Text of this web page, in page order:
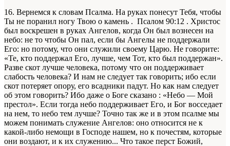
16. Вернемся к словам Псалма. На руках понесут Тебя, чтобы
Ты не поранил ногу Твою о камень . Псалом 90:12 . Христос
был воскрешен в руках Ангелов, когда Он был вознесен на
небо: не то чтобы Он пал, если бы Ангелы не поддержали
Его: но потому, что они служили своему Царю. Не говорите:
«Те, кто поддержал Его, лучше, чем Тот, кто был поддержан».
Разве скот лучше человека, потому что он поддерживает
слабость человека? И нам не следует так говорить; ибо если
скот потеряет опору, его всадники падут. Но как нам следует
об этом говорить? Ибо даже о Боге сказано : «Небо — Мой
престол». Если тогда небо поддерживает Его, и Бог восседает
на нем, то небо тем лучше? Точно так же и в этом псалме мы
можем понимать служение Ангелов: оно относится не к
какой-либо немощи в Господе нашем, но к почестям, которые
они воздают, и к их служению... Что такое перст Божий,